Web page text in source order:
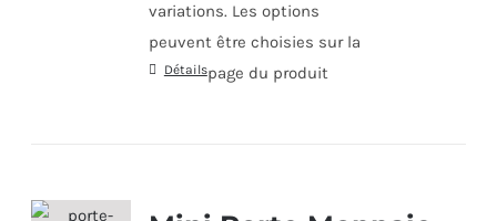
variations. Les options
peuvent être choisies sur la
page du produit
Détails